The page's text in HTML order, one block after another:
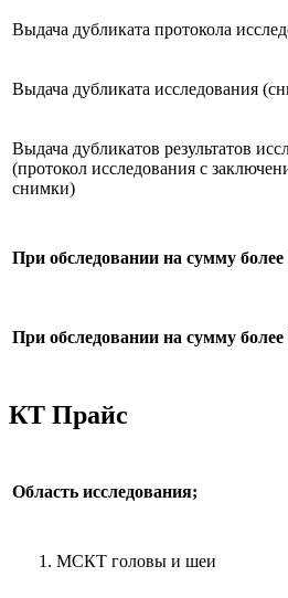
Выдача дубликата протокола
Выдача дубликата исследования
Выдача дубликатов результатов
(протокол исследования с
снимки)
При обследовании на сумму более
При обследовании на сумму более
КТ Прайс
Область исследования;
МСКТ головы и шеи